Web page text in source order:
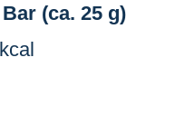
(ca. 25 g)